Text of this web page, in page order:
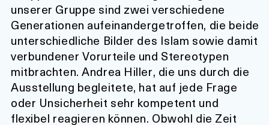
unserer Gruppe sind zwei verschiedene
Generationen aufeinandergetroffen, die beide
unterschiedliche Bilder des Islam sowie damit
verbundener Vorurteile und Stereotypen
mitbrachten. Andrea Hiller, die uns durch die
Ausstellung begleitete, hat auf jede Frage
oder Unsicherheit sehr kompetent und
flexibel reagieren können. Obwohl die Zeit